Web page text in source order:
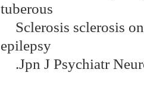
tuberous
Sclerosis sclerosis
epilepsy
.Jpn J Psychiatr